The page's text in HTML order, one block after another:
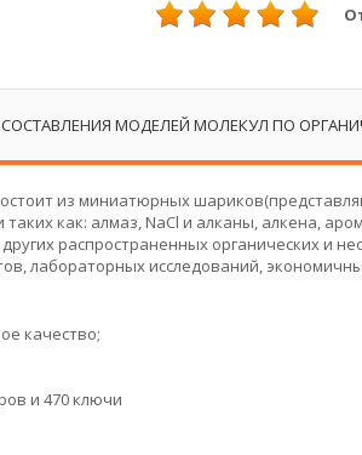
МОДЕЛЕЙ МОЛЕКУЛ ПО
из миниатюрных
как: алмаз, NaCl и алканы, алкена,
других распространенных органических и
лабораторных исследований,
качество;
и 470 ключи